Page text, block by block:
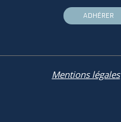
ADHÉRER
Mentions légales